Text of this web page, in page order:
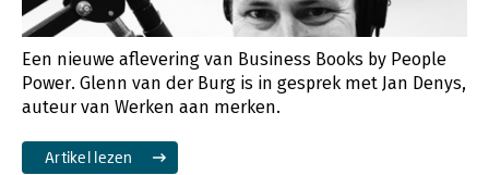
Een nieuwe aflevering van Business Books by People
Power. Glenn van der Burg is in gesprek met Jan Denys,
auteur van Werken aan merken.
Artikel lezen